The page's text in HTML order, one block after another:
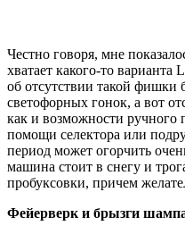
Честно говоря, мне
хватает какого-то
об отсутствии такой фишки
светофорных гонок, а вот
как и возможности ручного
помощи селектора или
период может огорчить
машина стоит в снегу и
пробуксовки, причем
Фейерверк и брызги